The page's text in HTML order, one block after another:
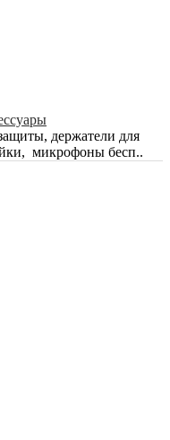
держатели для
микрофоны бесп..